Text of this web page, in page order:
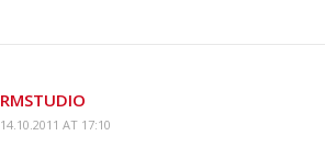
RMSTUDIO
14.10.2011 AT 17:10